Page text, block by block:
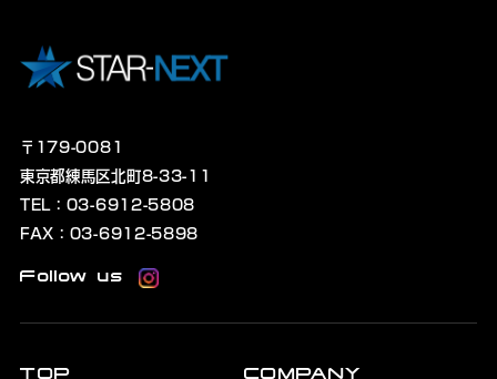
〒179-0081
東京都練馬区北町8-33-11
TEL：03-6912-5808
FAX：03-6912-5898
Follow us
TOP COMPANY